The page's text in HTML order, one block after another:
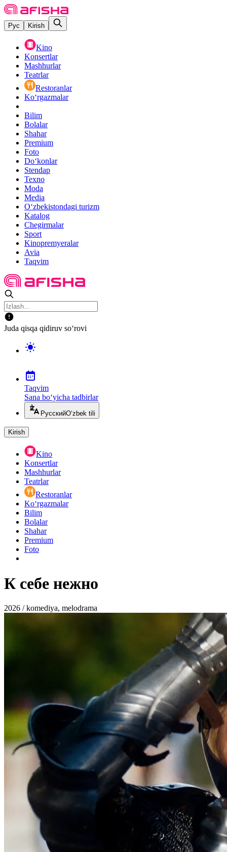
Рус Kirish
Kino
Konsertlar
Mashhurlar
Teatrlar
Restoranlar
Ko‘rgazmalar
Bilim
Bolalar
Shahar
Premium
Foto
Do‘konlar
Stendap
Texno
Moda
Media
O‘zbekistondagi turizm
Katalog
Chegirmalar
Sport
Kinopremyeralar
Avia
Taqvim
Juda qisqa qidiruv so‘rovi
Taqvim
Sana bo‘yicha tadbirlar
РусскийO‘zbek tili
Kirish
Kino
Konsertlar
Mashhurlar
Teatrlar
Restoranlar
Ko‘rgazmalar
Bilim
Bolalar
Shahar
Premium
Foto
К себе нежно
2026 / komediya, melodrama